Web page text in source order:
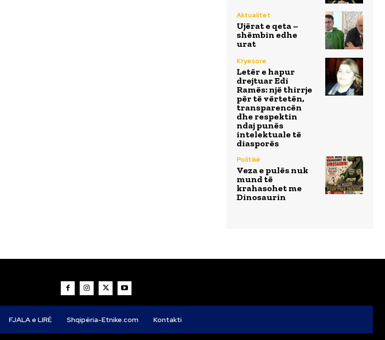
Aktualitet
Ujërat e qeta –
shëmbin edhe
urat
Kryesore
Letër e hapur
drejtuar Edi
Ramës: një thirrje
për të vërtetën,
transparencën
dhe respektin
ndaj punës
intelektuale të
diasporës
Politikë
Veza e pulës nuk
mund të
krahasohet me
Dinosaurin
FJALA e LIRË Shqipëria-Etnike.com Kontakti